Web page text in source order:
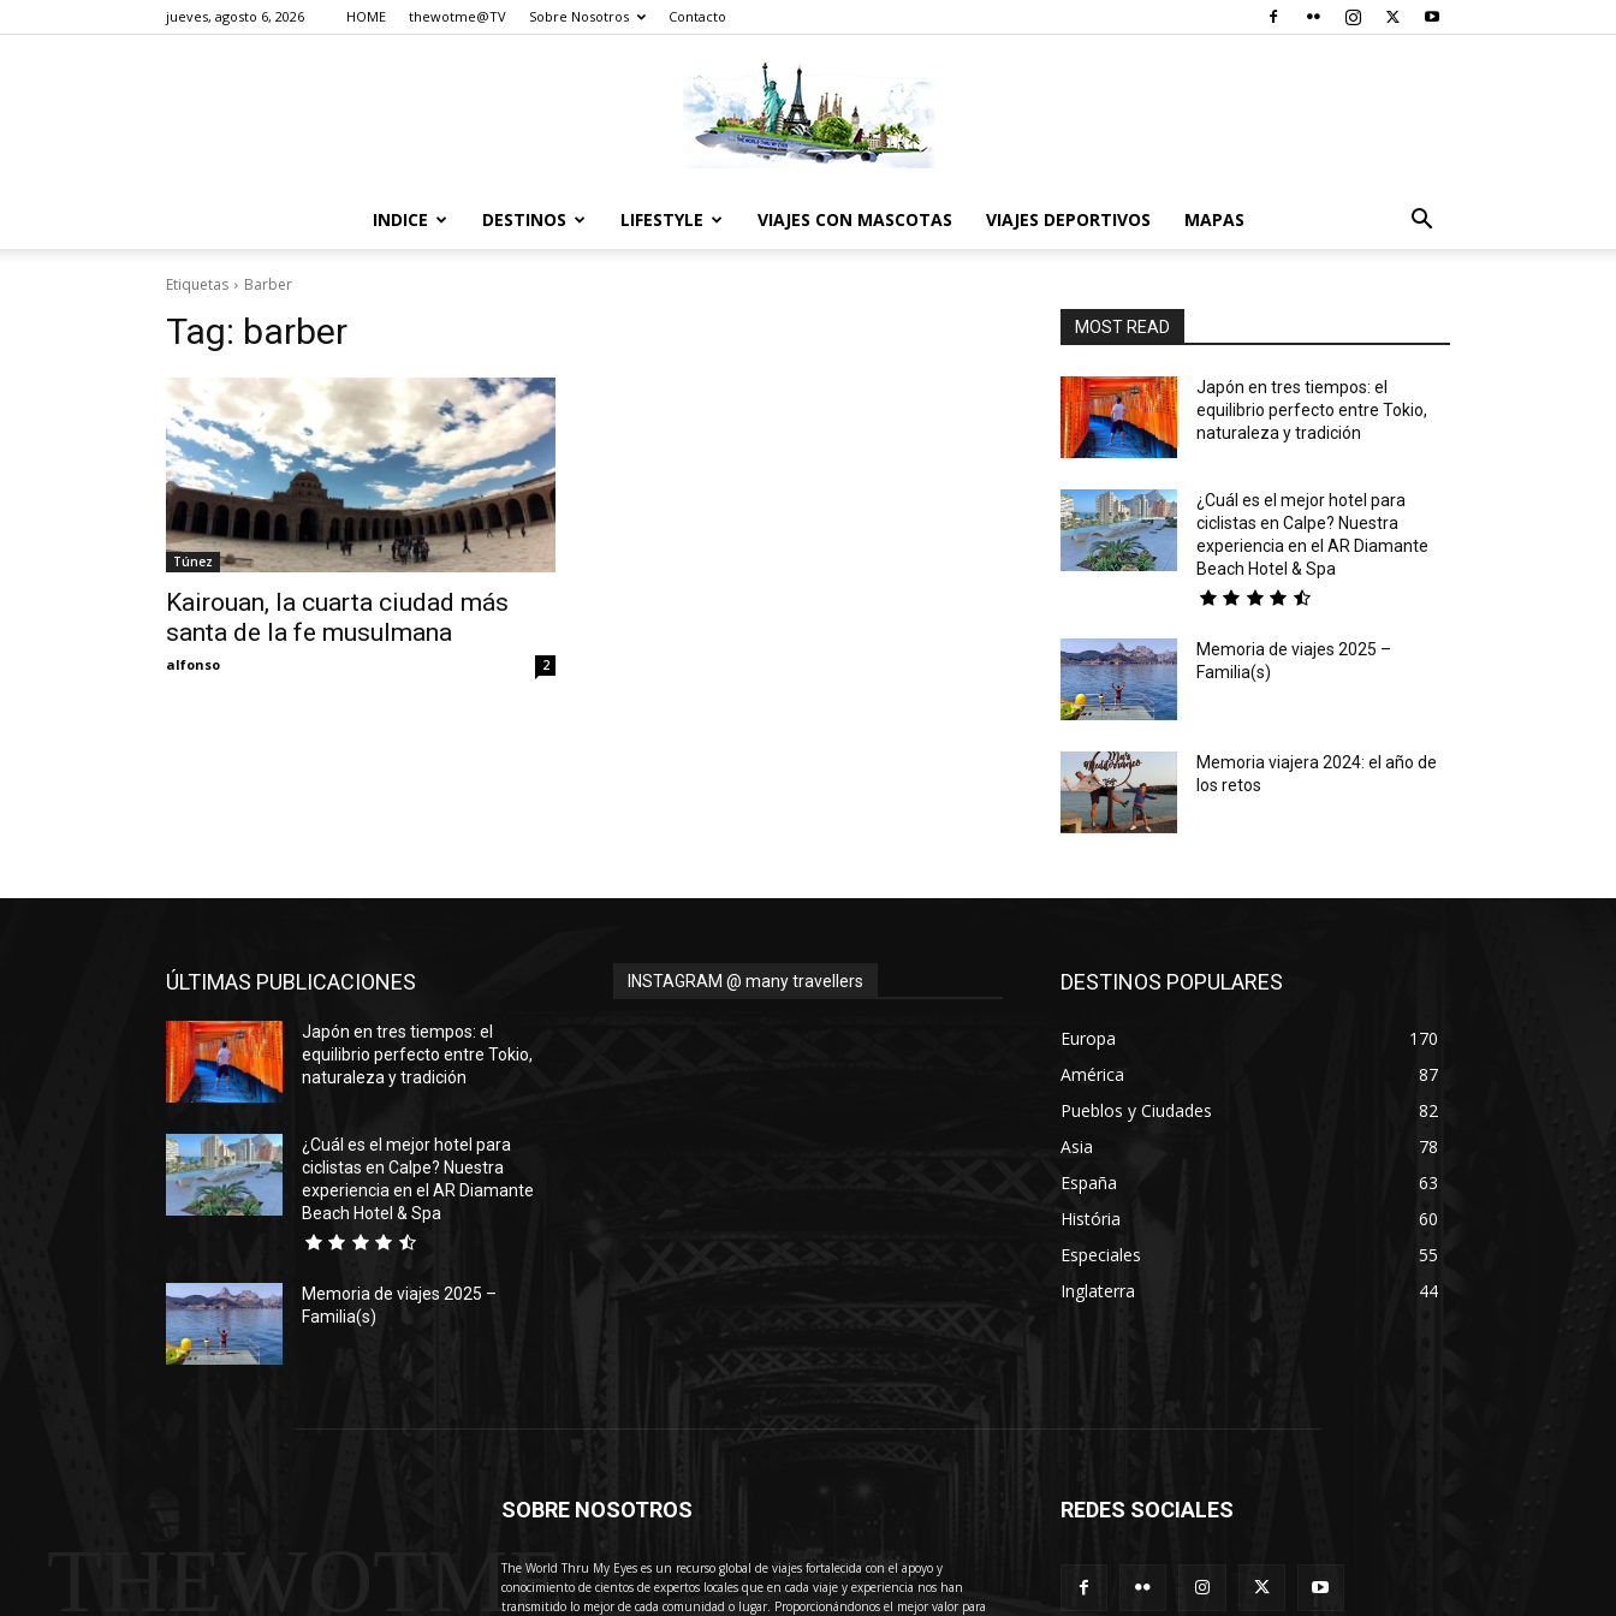
jueves, agosto 6, 2026 HOME thewotme@TV Sobre Nosotros Contacto
INDICE DESTINOS LIFESTYLE VIAJES CON MASCOTAS VIAJES DEPORTIVOS MAPAS
Etiquetas Barber
Tag: barber
Túnez
Kairouan, la cuarta ciudad más
santa de la fe musulmana
alfonso 2
MOST READ
Japón en tres tiempos: el
equilibrio perfecto entre Tokio,
naturaleza y tradición
¿Cuál es el mejor hotel para
ciclistas en Calpe? Nuestra
experiencia en el AR Diamante
Beach Hotel & Spa
Memoria de viajes 2025 –
Familia(s)
Memoria viajera 2024: el año de
los retos
ÚLTIMAS PUBLICACIONES
Japón en tres tiempos: el
equilibrio perfecto entre Tokio,
naturaleza y tradición
¿Cuál es el mejor hotel para
ciclistas en Calpe? Nuestra
experiencia en el AR Diamante
Beach Hotel & Spa
Memoria de viajes 2025 –
Familia(s)
INSTAGRAM @ many travellers DESTINOS POPULARES
Europa
170
América
87
Pueblos y Ciudades
82
Asia
78
España
63
História
60
Especiales
55
Inglaterra
44
THEWOTME
SOBRE NOSOTROS
The World Thru My Eyes es un recurso global de viajes fortalecida con el apoyo y
conocimiento de cientos de expertos locales que en cada viaje y experiencia nos han
transmitido lo mejor de cada comunidad o lugar. Proporcionándonos el mejor valor para
REDES SOCIALES